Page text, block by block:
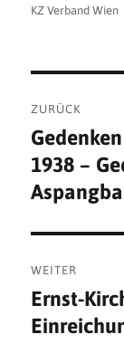
Autor
KZ Verband Wien
ZURÜCK
Vorheriger
Beitrag:
1938 –
WEITER
Nächster
Beitrag:
Ernst-